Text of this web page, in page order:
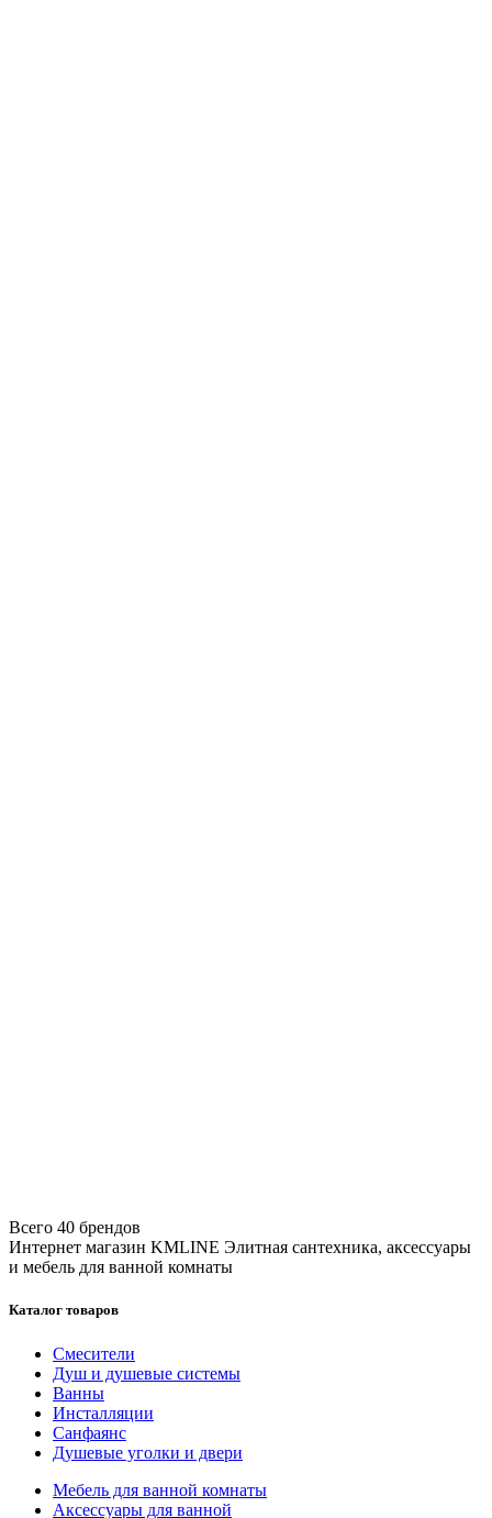
Всего 40 брендов
Интернет магазин KMLINE Элитная сантехника, аксессуары
и мебель для ванной комнаты
Каталог товаров
Смесители
Душ и душевые системы
Ванны
Инсталляции
Санфаянс
Душевые уголки и двери
Мебель для ванной комнаты
Аксессуары для ванной